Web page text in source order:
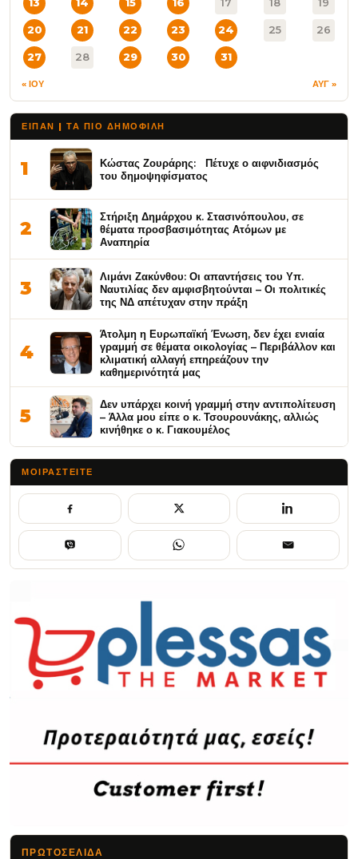
20 21 22 23 24 25 26
27 28 29 30 31
« ΙΟΥ ΑΥΓ »
ΕΙΠΑΝ | ΤΑ ΠΙΟ ΔΗΜΟΦΙΛΉ
1
Κώστας Ζουράρης: Πέτυχε ο αιφνιδιασμός
του δημοψηφίσματος
2
Στήριξη Δημάρχου κ. Στασινόπουλου, σε
θέματα προσβασιμότητας Ατόμων με
Αναπηρία
3
Λιμάνι Ζακύνθου: Οι απαντήσεις του Υπ.
Ναυτιλίας δεν αμφισβητούνται – Οι πολιτικές
της ΝΔ απέτυχαν στην πράξη
4
Άτολμη η Ευρωπαϊκή Ένωση, δεν έχει ενιαία
γραμμή σε θέματα οικολογίας – Περιβάλλον και
κλιματική αλλαγή επηρεάζουν την
καθημερινότητά μας
5
Δεν υπάρχει κοινή γραμμή στην αντιπολίτευση
– Άλλα μου είπε ο κ. Τσουρουνάκης, αλλιώς
κινήθηκε ο κ. Γιακουμέλος
ΜΟΙΡΑΣΤΕΊΤΕ
ΠΡΩΤΟΣΈΛΙΔΑ